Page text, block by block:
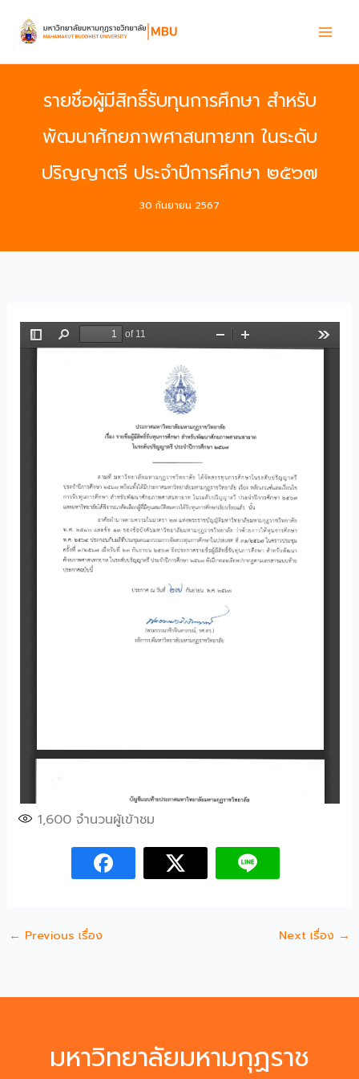
content
รายชื่อผู้มีสิทธิ์รับทุนการศึกษา สำหรับ
พัฒนาศักยภาพศาสนทายาท ในระดับ
ปริญญาตรี ประจำปีการศึกษา ๒๕๖๗
30 กันยายน 2567
1,600จำนวนผู้เข้าชม
← Previous เรื่อง Next เรื่อง →
มหาวิทยาลัยมหามกุฏราช